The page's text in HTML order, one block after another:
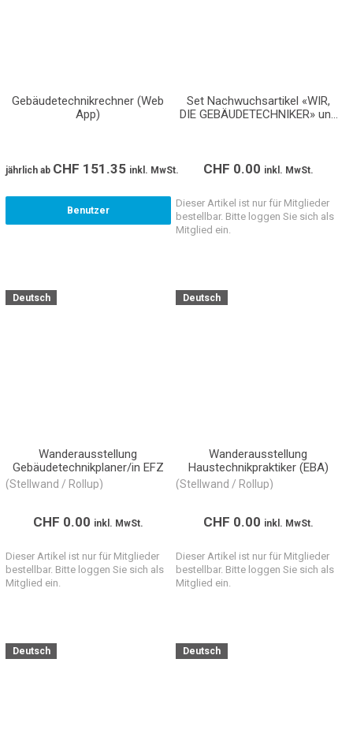
Gebäudetechnikrechner (Web
App)
jährlich ab CHF 151.35 inkl. MwSt.
Benutzer
Set Nachwuchsartikel «WIR,
DIE GEBÄUDETECHNIKER» und
CHF 0.00 inkl. MwSt.
Dieser Artikel ist nur für Mitglieder
bestellbar. Bitte loggen Sie sich als
Mitglied ein.
Deutsch
Wanderausstellung
Gebäudetechnikplaner/in EFZ
(Stellwand / Rollup)
CHF 0.00 inkl. MwSt.
Dieser Artikel ist nur für Mitglieder
bestellbar. Bitte loggen Sie sich als
Mitglied ein.
Deutsch
Wanderausstellung
Haustechnikpraktiker (EBA)
(Stellwand / Rollup)
CHF 0.00 inkl. MwSt.
Dieser Artikel ist nur für Mitglieder
bestellbar. Bitte loggen Sie sich als
Mitglied ein.
Deutsch Deutsch